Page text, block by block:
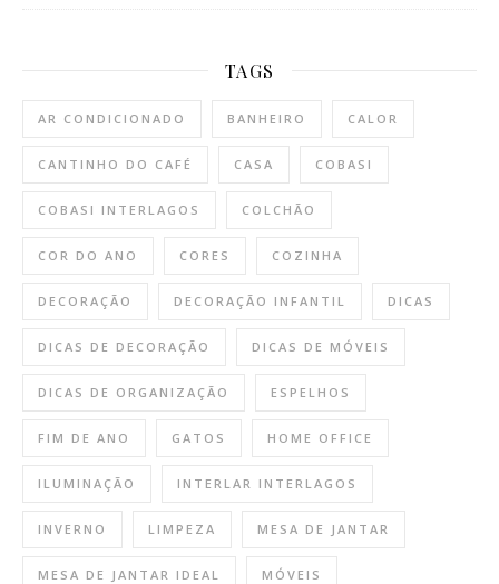
TAGS
AR CONDICIONADO BANHEIRO CALOR
CANTINHO DO CAFÉ CASA COBASI
COBASI INTERLAGOS COLCHÃO
COR DO ANO CORES COZINHA
DECORAÇÃO DECORAÇÃO INFANTIL DICAS
DICAS DE DECORAÇÃO DICAS DE MÓVEIS
DICAS DE ORGANIZAÇÃO ESPELHOS
FIM DE ANO GATOS HOME OFFICE
ILUMINAÇÃO INTERLAR INTERLAGOS
INVERNO LIMPEZA MESA DE JANTAR
MESA DE JANTAR IDEAL MÓVEIS